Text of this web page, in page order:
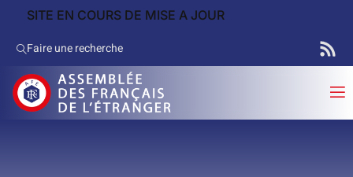
SITE EN COURS DE MISE A JOUR
Faire une recherche